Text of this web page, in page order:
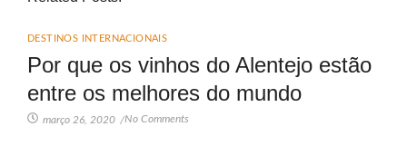
DESTINOS INTERNACIONAIS
Por que os vinhos do Alentejo estão
entre os melhores do mundo
março 26, 2020 /No Comments